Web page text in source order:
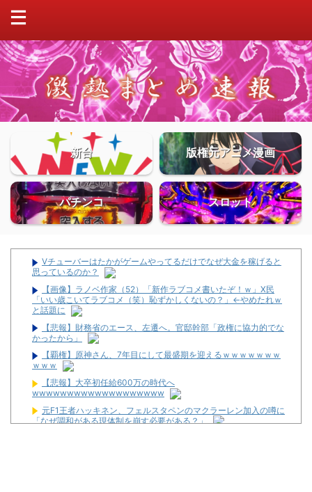
新台 版権元アニメ漫画
パチンコ スロット
Vチューバーはたかがゲームやってるだけでなぜ大金を稼げると
思っているのか？
【画像】ラノベ作家（52）「新作ラブコメ書いたぞ！ｗ」X民
「いい歳こいてラブコメ（笑）恥ずかしくないの？」←やめたれｗ
と話題に
【悲報】財務省のエース、左遷へ。官邸幹部「政権に協力的でな
かったから」
【覇権】原神さん、7年目にして最盛期を迎えるｗｗｗｗｗｗｗ
ｗｗｗ
【悲報】大卒初任給600万の時代へ
wwwwwwwwwwwwwwwwwww
元F1王者ハッキネン、フェルスタペンのマクラーレン加入の噂に
「なぜ調和がある現体制を崩す必要がある？」